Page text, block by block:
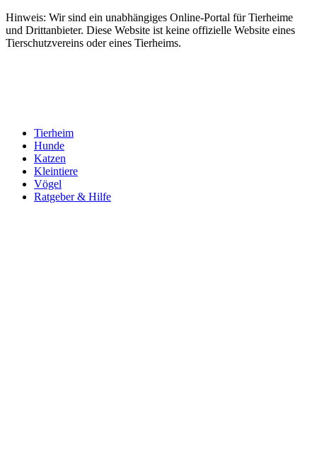
Hinweis: Wir sind ein unabhängiges Online-Portal für Tierheime
und Drittanbieter. Diese Website ist keine offizielle Website eines
Tierschutzvereins oder eines Tierheims.
Tierheim
Hunde
Katzen
Kleintiere
Vögel
Ratgeber & Hilfe